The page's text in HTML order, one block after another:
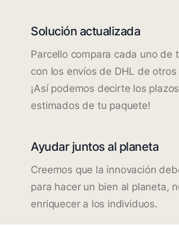
Solución actualizada
Parcello compara cada uno de
con los envíos de DHL de otros
¡Así podemos decirte los
estimados de tu paquete!
Ayudar juntos al planeta
Creemos que la innovación
para hacer un bien al planeta,
enriquecer a los individuos.